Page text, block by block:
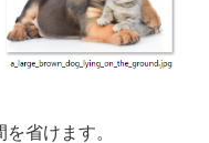
省けます。